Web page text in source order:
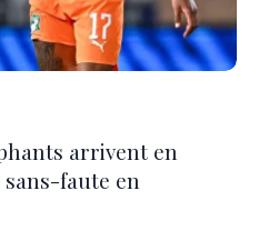
arrivent en
faute en